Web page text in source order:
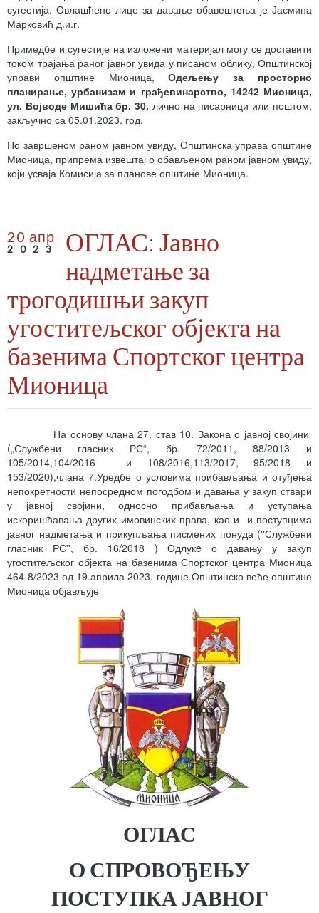
сугестија. Овлашћено лице за давање обавештења је Јасмина
Марковић д.и.г.
Примедбе и сугестије на изложени материјал могу се доставити
током трајања раног јавног увида у писаном облику, Општинској
управи општине Мионица,Одељењу за просторно
планирање, урбанизам и грађевинарство, 14242 Мионица,
ул. Војводе Мишића бр. 30, лично на писарници или поштом,
закључно са 05.01.2023. год.
По завршеном раном јавном увиду, Општинска управа општине
Мионица, припрема извештај о обављеном раном јавном увиду,
који усваја Комисија за планове општине Мионица.
20 апр
2023
ОГЛАС: Јавно
надметање за
трогодишњи закуп
угоститељског објекта на
базенима Спортског центра
Мионица
На основу члана 27. став 10. Закона о јавној својини
(„Службени гласник РС“, бр. 72/2011, 88/2013 и
105/2014,104/2016 и 108/2016,113/2017, 95/2018 и
153/2020),члана 7.Уредбе о условима прибављања и отуђења
непокретности непосредном погодбом и давања у закуп ствари
у јавној својини, односно прибављања и уступања
искоришћавања других имовинских права, као и и поступцима
јавног надметања и прикупљања писмених понуда (''Службени
гласник РС'', бр. 16/2018 ) Одлукe о давању у закуп
угоститељског објекта на базенима Спортског центра Мионица
464-8/2023 од 19.априла 2023. године Општинско веће општине
Мионица објављује
ОГЛАС
О СПРОВОЂЕЊУ
ПОСТУПКА ЈАВНОГ